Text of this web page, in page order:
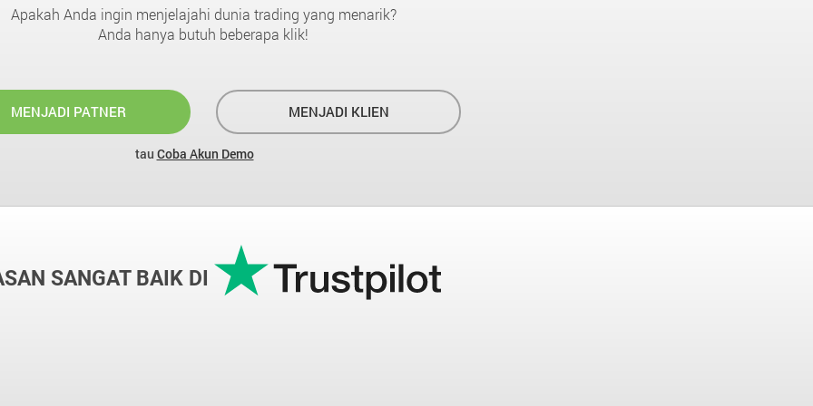
Apakah Anda ingin menjelajahi dunia trading yang menarik?
Anda hanya butuh beberapa klik!
MENJADI PATNER MENJADI KLIEN
tau Coba Akun Demo
SANGAT BAIK DI